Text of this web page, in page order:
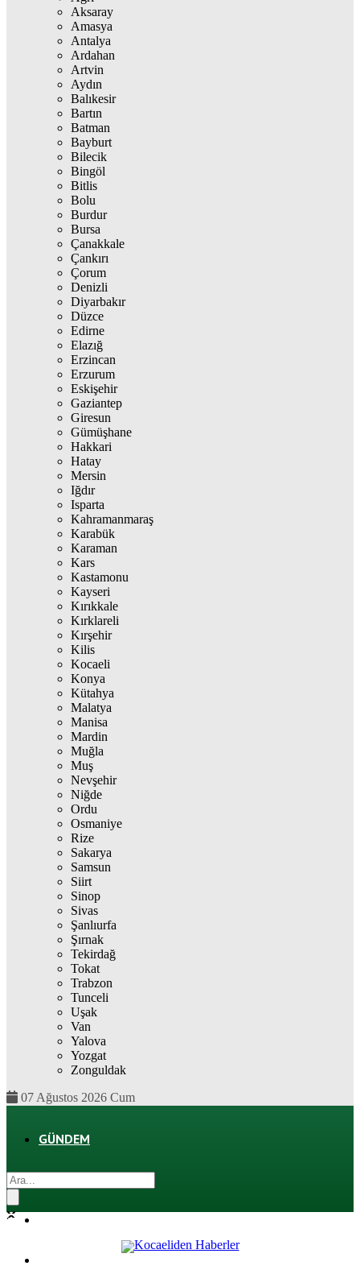
Aksaray
Amasya
Antalya
Ardahan
Artvin
Aydın
Balıkesir
Bartın
Batman
Bayburt
Bilecik
Bingöl
Bitlis
Bolu
Burdur
Bursa
Çanakkale
Çankırı
Çorum
Denizli
Diyarbakır
Düzce
Edirne
Elazığ
Erzincan
Erzurum
Eskişehir
Gaziantep
Giresun
Gümüşhane
Hakkari
Hatay
Mersin
Iğdır
Isparta
Kahramanmaraş
Karabük
Karaman
Kars
Kastamonu
Kayseri
Kırıkkale
Kırklareli
Kırşehir
Kilis
Kocaeli
Konya
Kütahya
Malatya
Manisa
Mardin
Muğla
Muş
Nevşehir
Niğde
Ordu
Osmaniye
Rize
Sakarya
Samsun
Siirt
Sinop
Sivas
Şanlıurfa
Şırnak
Tekirdağ
Tokat
Trabzon
Tunceli
Uşak
Van
Yalova
Yozgat
Zonguldak
07 Ağustos 2026 Cum
GÜNDEM